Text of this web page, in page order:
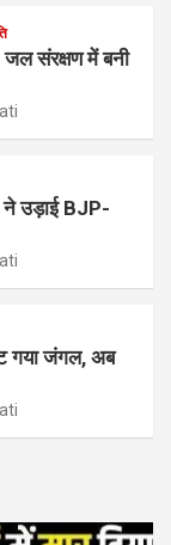
जल संरक्षण में बनी
ने उड़ाई BJP-
गया जंगल, अब